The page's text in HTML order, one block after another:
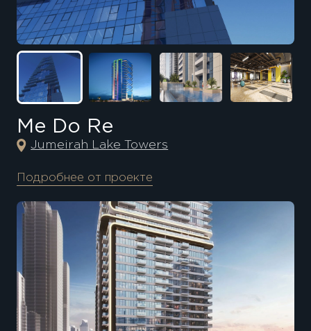
Me Do Re
Jumeirah Lake Towers
Подробнее от проекте